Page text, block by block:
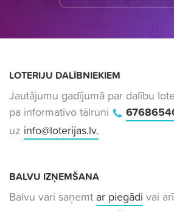
LOTERIJU DALĪBNIEKIEM
Jautājumu gadījumā par dalību
pa informatīvo tālruni
uz info@loterijas.lv.
BALVU IZŅEMŠANA
Balvu vari saņemt ar piegādi vai